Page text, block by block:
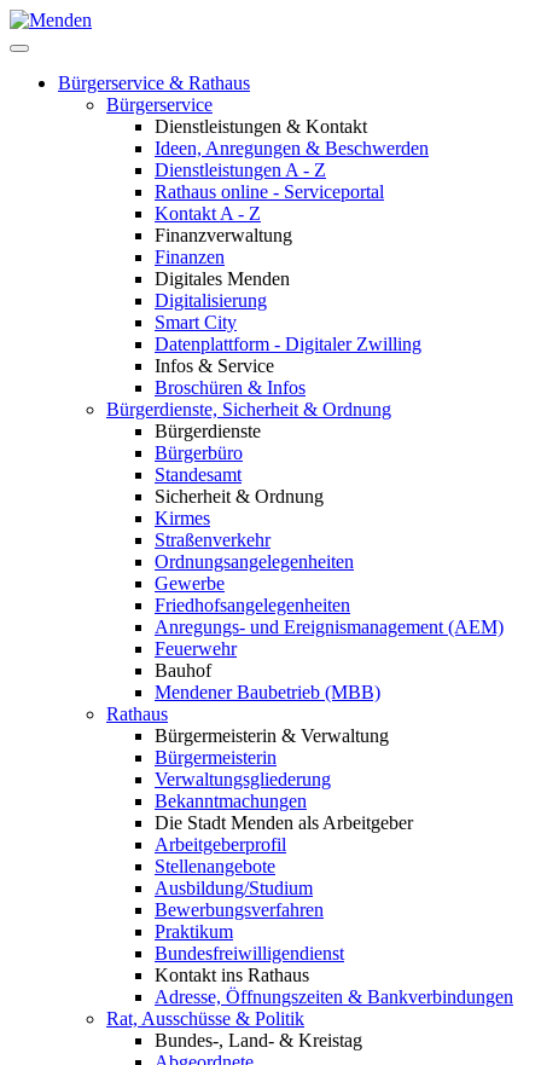
Bürgerservice & Rathaus
Bürgerservice
Dienstleistungen & Kontakt
Ideen, Anregungen & Beschwerden
Dienstleistungen A - Z
Rathaus online - Serviceportal
Kontakt A - Z
Finanzverwaltung
Finanzen
Digitales Menden
Digitalisierung
Smart City
Datenplattform - Digitaler Zwilling
Infos & Service
Broschüren & Infos
Bürgerdienste, Sicherheit & Ordnung
Bürgerdienste
Bürgerbüro
Standesamt
Sicherheit & Ordnung
Kirmes
Straßenverkehr
Ordnungsangelegenheiten
Gewerbe
Friedhofsangelegenheiten
Anregungs- und Ereignismanagement (AEM)
Feuerwehr
Bauhof
Mendener Baubetrieb (MBB)
Rathaus
Bürgermeisterin & Verwaltung
Bürgermeisterin
Verwaltungsgliederung
Bekanntmachungen
Die Stadt Menden als Arbeitgeber
Arbeitgeberprofil
Stellenangebote
Ausbildung/Studium
Bewerbungsverfahren
Praktikum
Bundesfreiwilligendienst
Kontakt ins Rathaus
Adresse, Öffnungszeiten & Bankverbindungen
Rat, Ausschüsse & Politik
Bundes-, Land- & Kreistag